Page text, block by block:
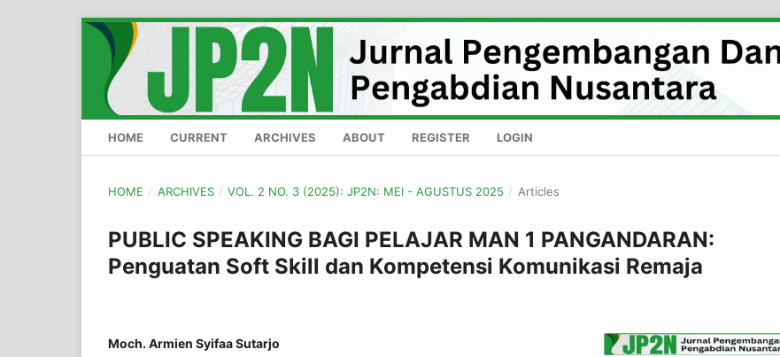
HOME CURRENT ARCHIVES ABOUT REGISTER LOGIN
HOME / ARCHIVES / VOL. 2 NO. 3 (2025): JP2N: MEI - AGUSTUS 2025 / Articles
PUBLIC SPEAKING BAGI PELAJAR MAN 1 PANGANDARAN:
Penguatan Soft Skill dan Kompetensi Komunikasi Remaja
Moch. Armien Syifaa Sutarjo